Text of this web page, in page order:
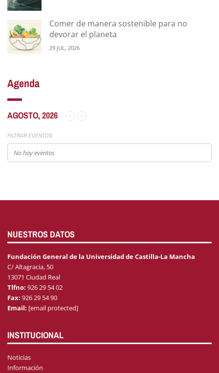
Comer de manera sostenible para no
devorar el planeta
29 JUL, 2026
Agenda
AGOSTO, 2026
FILTRAR EVENTOS
No hay eventos
NUESTROS DATOS
Fundación General de la Universidad de Castilla-La Mancha
C/ Altagracia, 50
13071 Ciudad Real
Tlfno: 926 29 54 02
Fax: 926 29 54 90
Email: [email protected]
INSTITUCIONAL
Noticias
Información